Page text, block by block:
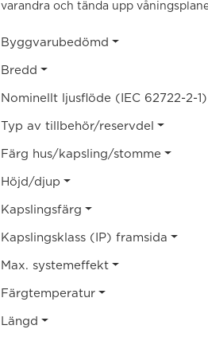
varandra och tända upp
Byggvarubedömd
Bredd
Nominellt ljusflöde (IEC 62722-2-1)
Typ av tillbehör/reservdel
Färg hus/kapsling/stomme
Höjd/djup
Kapslingsfärg
Kapslingsklass (IP) framsida
Max. systemeffekt
Färgtemperatur
Längd